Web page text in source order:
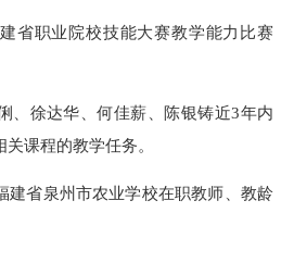
职业院校技能大赛教学能力比赛
徐达华、何佳薪、陈银铸近3年内
课程的教学任务。
省泉州市农业学校在职教师、教龄